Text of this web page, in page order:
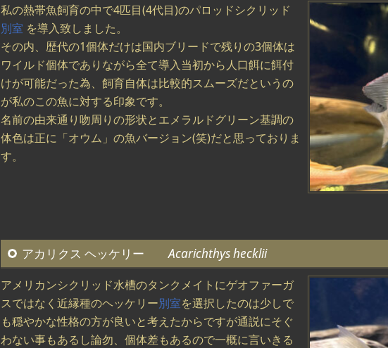
私の熱帯魚飼育の中で4匹目(4代目)のパロッドシクリッド
別室 を導入致しました。
その内、歴代の1個体だけは国内ブリードで残りの3個体は
ワイルド個体でありながら全て導入当初から人口餌に餌付
けが可能だった為、飼育自体は比較的スムーズだというの
が私のこの魚に対する印象です。
名前の由来通り吻周りの形状とエメラルドグリーン基調の
体色は正に「オウム」の魚バージョン(笑)だと思っておりま
す。
アカリクス ヘッケリーAcarichthys hecklii
アメリカンシクリッド水槽のタンクメイトにゲオファーガ
スではなく近縁種のヘッケリー別室を選択したのは少しで
も穏やかな性格の方が良いと考えたからですが通説にそぐ
わない事もあるし論勿、個体差もあるので一概に言いきる